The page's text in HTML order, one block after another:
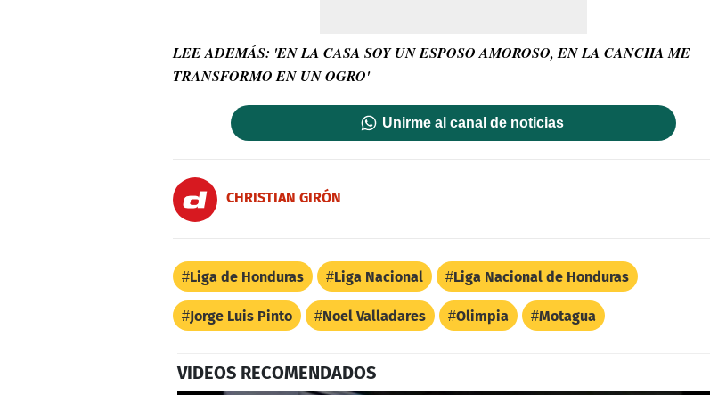
LEE ADEMÁS: 'EN LA CASA SOY UN ESPOSO AMOROSO, EN LA CANCHA ME
TRANSFORMO EN UN OGRO'
Unirme al canal de noticias
CHRISTIAN GIRÓN
Liga de Honduras Liga Nacional Liga Nacional de Honduras
Jorge Luis Pinto Noel Valladares Olimpia Motagua
VIDEOS RECOMENDADOS